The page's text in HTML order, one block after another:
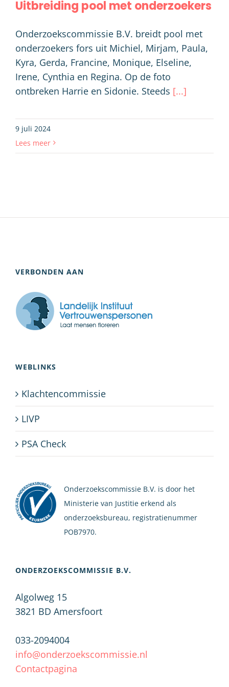
Uitbreiding pool met onderzoekers
Onderzoekscommissie B.V. breidt pool met
onderzoekers fors uit Michiel, Mirjam, Paula,
Kyra, Gerda, Francine, Monique, Elseline,
Irene, Cynthia en Regina. Op de foto
ontbreken Harrie en Sidonie. Steeds [...]
9 juli 2024
Lees meer
VERBONDEN AAN
WEBLINKS
Klachtencommissie
LIVP
PSA Check
Onderzoekscommissie B.V. is door het
Ministerie van Justitie erkend als
onderzoeksbureau, registratienummer
POB7970.
ONDERZOEKSCOMMISSIE B.V.
Algolweg 15
3821 BD Amersfoort
033-2094004
info@onderzoekscommissie.nl
Contactpagina